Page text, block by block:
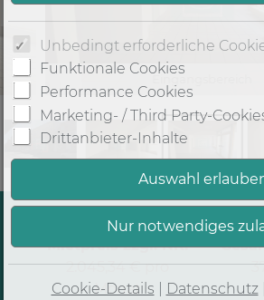
Mietpreis zzgl. NK:
2.045,34 € pro
Monat
Unbedingt erforderliche
Funktionale Cookies
Performance Cookies
Marketing- / Third Party-
Drittanbieter-Inhalte
Cookie-Details Datenschutz|